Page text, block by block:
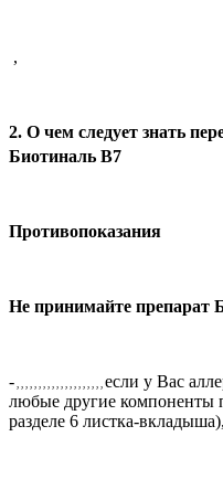
,
2. О чем следует знать
Биотиналь В7
Противопоказания
Не принимайте препарат
- , , , , , , , , , , , , , , , , , , , , если у Вас
любые другие компоненты
разделе 6 листка-вкладыша),